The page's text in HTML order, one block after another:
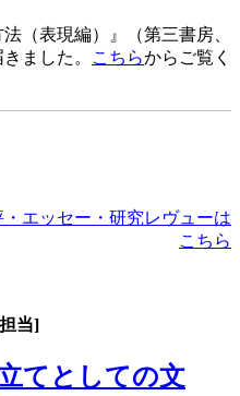
（表現編）』（第三書房、
ました。
こちらからご覧く
エッセー・研究レヴューは
こちら
当]
てとしての文